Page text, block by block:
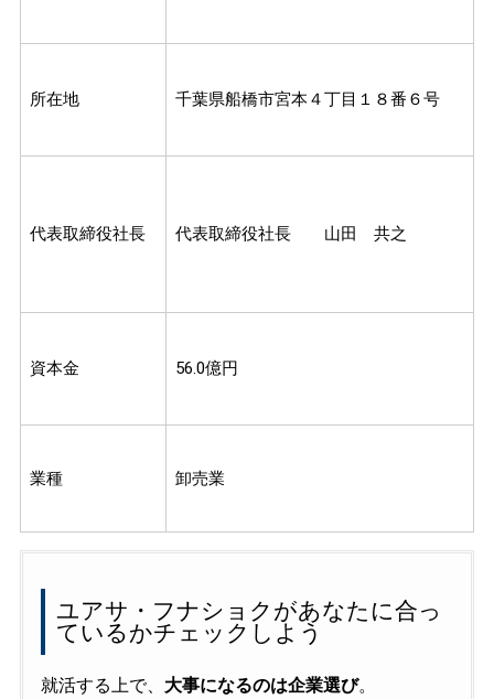
所在地 千葉県船橋市宮本４丁目１８番６号
代表取締役社長 代表取締役社長 山田 共之
資本金 56.0億円
業種 卸売業
ユアサ・フナショクがあなたに合っ
ているかチェックしよう
就活する上で、 大事になるのは企業選び。